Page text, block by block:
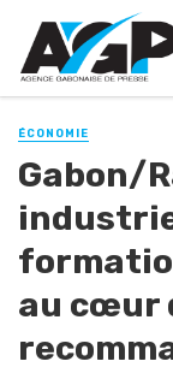
ÉCONOMIE
Gabon/
au cœur